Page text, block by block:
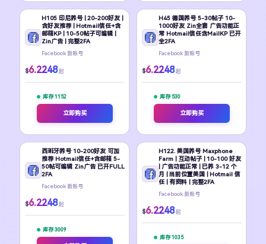
H105 印尼养号 | 20-200好友 |
含好友推荐 | Hotmail信任+含
邮箱KP | 10-50帖子可编辑 |
Zin广告 | 完整2FA
Facebook 新账号
$6.2248 起
库存 1152
立即购买
H45 德国养号 5-30帖子 10-
1000好友 Zin全套 广告功能正
常 Hotmail信任含MailKP 已开
全2FA
Facebook 新账号
$6.2248 起
库存 530
立即购买
西班牙养号 10-200好友 可加
推荐 Hotmail信任+含邮箱 5-
50帖可编辑 Zin广告 已开FULL
2FA
Facebook 新账号
$6.2248 起
库存 3009
H122. 美国养号 Maxphone
Farm | 互动帖子 | 10-100 好友
| 广告功能正常 | 已养 3-12 个
月 | 当前位置美国 | Hotmail 信
任 | 有资料 | 完整2FA
Facebook 新账号
$6.2248 起
库存 1035